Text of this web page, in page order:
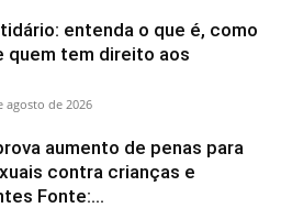
entenda o que é, como
quem tem direito aos
agosto de 2026
aumento de penas para
contra crianças e
Fonte:...